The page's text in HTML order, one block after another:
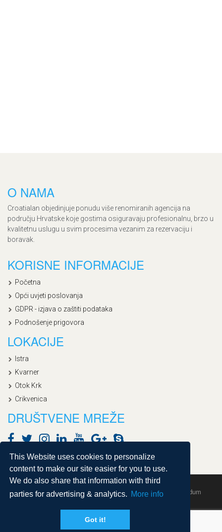
This Website uses cookies to personalize
content to make our site easier for you to use.
We do also share that information with third
parties for advertising & analytics. More info
Got it!
O NAMA
Croatialan objedinjuje ponudu više renomiranih agencija na
području Hrvatske koje gostima osiguravaju profesionalnu, brzo u
kvalitetnu uslugu u svim procesima vezanim za rezervaciju i
boravak.
KORISNE INFORMACIJE
Početna
Opći uvjeti poslovanja
GDPR - izjava o zaštiti podataka
Podnošenje prigovora
LOKACIJE
Istra
Kvarner
Otok Krk
Crikvenica
DRUŠTVENE MREŽE
Copyright © 2020, Croatialan |Sitemap| Powered by Agendum